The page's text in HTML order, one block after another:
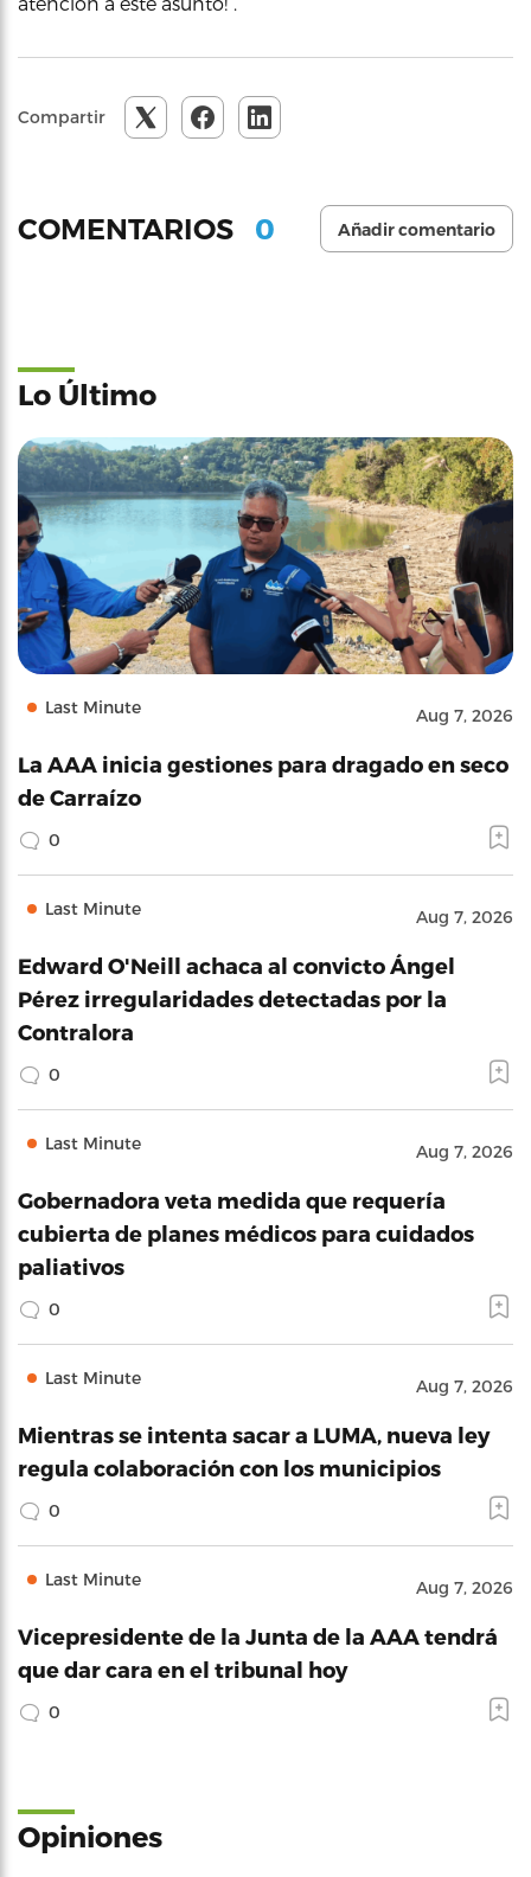
Compartir
COMENTARIOS 0 Añadir comentario
Lo Último
Last Minute Aug 7, 2026
La AAA inicia gestiones para dragado en seco
de Carraízo
0
Last Minute Aug 7, 2026
Edward O'Neill achaca al convicto Ángel
Pérez irregularidades detectadas por la
Contralora
0
Last Minute Aug 7, 2026
Gobernadora veta medida que requería
cubierta de planes médicos para cuidados
paliativos
0
Last Minute Aug 7, 2026
Mientras se intenta sacar a LUMA, nueva ley
regula colaboración con los municipios
0
Last Minute Aug 7, 2026
Vicepresidente de la Junta de la AAA tendrá
que dar cara en el tribunal hoy
0
Opiniones